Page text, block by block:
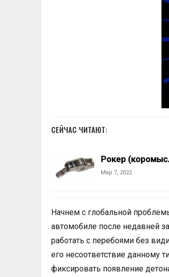
СЕЙЧАС ЧИТАЮТ:
Рокер
Мар 7, 2022
Начнем с глобальной
автомобиле после недавней
работать с перебоями без
его несоответствие данному
фиксировать появление